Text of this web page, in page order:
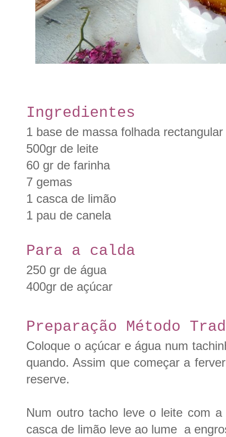
Ingredientes
1 base de massa folhada rectangular
500gr de leite
60 gr de farinha
7 gemas
1 casca de limão
1 pau de canela
Para a calda
250 gr de água
400gr de açúcar
Preparação Método
Coloque o açúcar e água num
quando. Assim que começar a
reserve.
Num outro tacho leve o leite com
casca de limão leve ao lume a